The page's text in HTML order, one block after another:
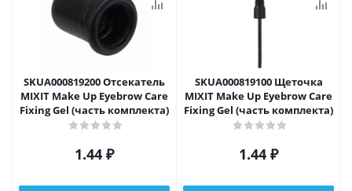
SKUA000819200 Отсекатель
MIXIT Make Up Eyebrow Care
Fixing Gel (часть комплекта)
1.44 ₽
SKUA000819100 Щеточка
MIXIT Make Up Eyebrow Care
Fixing Gel (часть комплекта)
1.44 ₽